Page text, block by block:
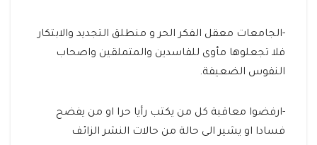
-الجامعات معقل الفكر الحر و منطلق التجديد والابتكار
فلا تجعلوها مأوى للفاسدين والمتملقين واصحاب
النفوس الضعيفة.
-ارفضوا معاقبة كل من يكتب رأيا حرا او من يفضح
فسادا او يشير الى حالة من حالات النشر الزائف